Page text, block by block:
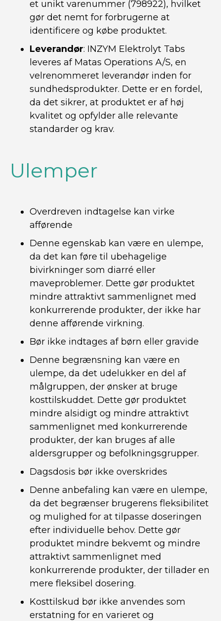
et unikt varenummer (798922), hvilket
gør det nemt for forbrugerne at
identificere og købe produktet.
Leverandør: INZYM Elektrolyt Tabs
leveres af Matas Operations A/S, en
velrenommeret leverandør inden for
sundhedsprodukter. Dette er en fordel,
da det sikrer, at produktet er af høj
kvalitet og opfylder alle relevante
standarder og krav.
Ulemper
Overdreven indtagelse kan virke
afførende
Denne egenskab kan være en ulempe,
da det kan føre til ubehagelige
bivirkninger som diarré eller
maveproblemer. Dette gør produktet
mindre attraktivt sammenlignet med
konkurrerende produkter, der ikke har
denne afførende virkning.
Bør ikke indtages af børn eller gravide
Denne begrænsning kan være en
ulempe, da det udelukker en del af
målgruppen, der ønsker at bruge
kosttilskuddet. Dette gør produktet
mindre alsidigt og mindre attraktivt
sammenlignet med konkurrerende
produkter, der kan bruges af alle
aldersgrupper og befolkningsgrupper.
Dagsdosis bør ikke overskrides
Denne anbefaling kan være en ulempe,
da det begrænser brugerens fleksibilitet
og mulighed for at tilpasse doseringen
efter individuelle behov. Dette gør
produktet mindre bekvemt og mindre
attraktivt sammenlignet med
konkurrerende produkter, der tillader en
mere fleksibel dosering.
Kosttilskud bør ikke anvendes som
erstatning for en varieret og